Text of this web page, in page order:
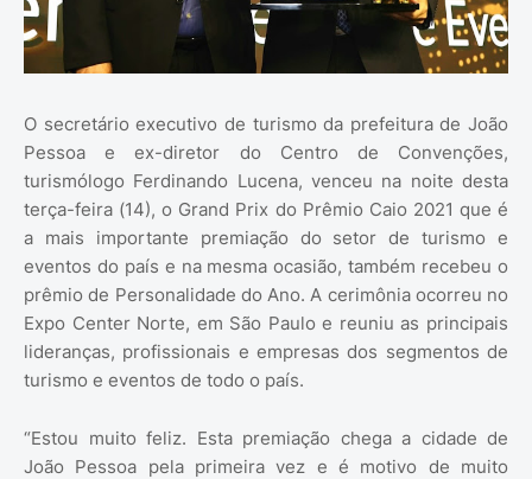
O secretário executivo de turismo da prefeitura de João
Pessoa e ex-diretor do Centro de Convenções,
turismólogo Ferdinando Lucena, venceu na noite desta
terça-feira (14), o Grand Prix do Prêmio Caio 2021 que é
a mais importante premiação do setor de turismo e
eventos do país e na mesma ocasião, também recebeu o
prêmio de Personalidade do Ano. A cerimônia ocorreu no
Expo Center Norte, em São Paulo e reuniu as principais
lideranças, profissionais e empresas dos segmentos de
turismo e eventos de todo o país.
“Estou muito feliz. Esta premiação chega a cidade de
João Pessoa pela primeira vez e é motivo de muito